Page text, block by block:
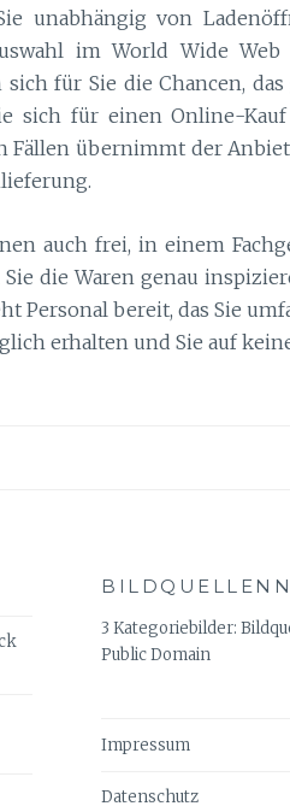
unabhängig von
im World Wide
für Sie die Chancen,
sich für einen Online-
Fällen übernimmt der
auch frei, in einem
die Waren genau
Personal bereit, das Sie
erhalten und Sie auf
3 Kategoriebilder:
Public Domain
Impressum
Datenschutz